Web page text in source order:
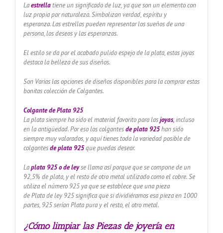
Laestrella tiene un significado de luz, ya que son un elemento con
luz propia por naturaleza. Simbolizan verdad, espíritu y
esperanza.Las estrellas pueden representar los sueños de una
persona, los deseos y las esperanzas.
El estilo se da por el acabado pulido espejo de la plata, estas joyas
destaca la belleza de sus diseños.
Son Varias las opciones de diseños disponibles para la comprar estas
bonitas colección de Colgantes.
Colgante de Plata 925
La plata siempre ha sido el material favorito para lasjoyas,incluso
en la antigüedad. Por eso los colgantes de plata 925 han sido
siempre muy valorados, y aquí tienes toda la variedad posible de
colgantes de plata 925que puedas desear.
Laplata 925 o de leyse llama así porque que se compone de un
92,5% de plata, y el resto de otro metal utilizado como el cobre. Se
utiliza el número 925 ya que se establece que una pieza
de Plata de ley 925 significa que si dividiéramos esa pieza en 1000
partes, 925 serían Plata pura y el resto, el otro metal.
¿Cómo limpiar las Piezas de joyería en